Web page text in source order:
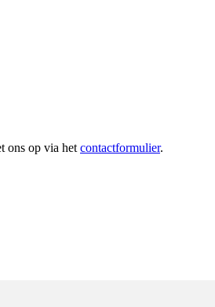
ons op via het contactformulier.